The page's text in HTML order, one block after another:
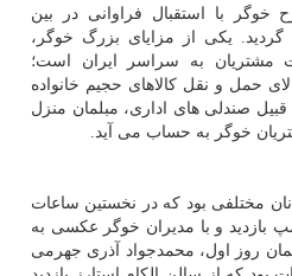
با استقبال فراوانی در بین
گردید. یكی از مزایای بزرگ خوگر،
مشتریان به سراسر ایران است؛
حمل و نقل كالاهای حجیم خانواده
صندلی های اداری، مبلمان منزل
خوگر به حساب می آید.
مختلفی بود كه در نخستین ساعات
بازدید و با مدیران خوگر عكسی به
روز اول، محمدجواد آذری جهرمی